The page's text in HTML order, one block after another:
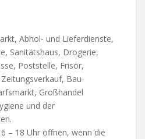
Abhol- und Lieferdienste,
Sanitätshaus, Drogerie,
Poststelle, Frisör,
Bau-
Großhandel
und der
– 18 Uhr öffnen, wenn die